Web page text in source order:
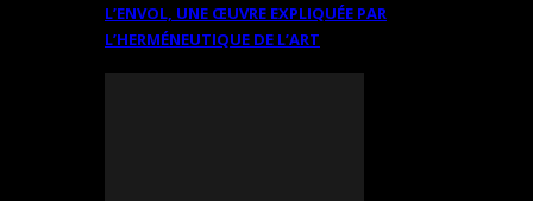
L’ENVOL, UNE ŒUVRE EXPLIQUÉE PAR
L’HERMÉNEUTIQUE DE L’ART